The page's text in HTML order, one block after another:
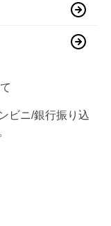
ビニ/銀行振り込